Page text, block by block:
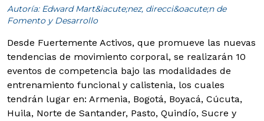
Autoría: Edward Mart&iacute;nez, direcci&oacute;n de
Fomento y Desarrollo
Desde Fuertemente Activos, que promueve las nuevas
tendencias de movimiento corporal, se realizarán 10
eventos de competencia bajo las modalidades de
entrenamiento funcional y calistenia, los cuales
tendrán lugar en: Armenia, Bogotá, Boyacá, Cúcuta,
Huila, Norte de Santander, Pasto, Quindío, Sucre y